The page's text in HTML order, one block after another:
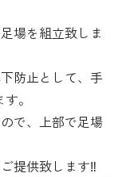
場を組立致しま
防止として、手
。
で、上部で足場
提供致します‼️